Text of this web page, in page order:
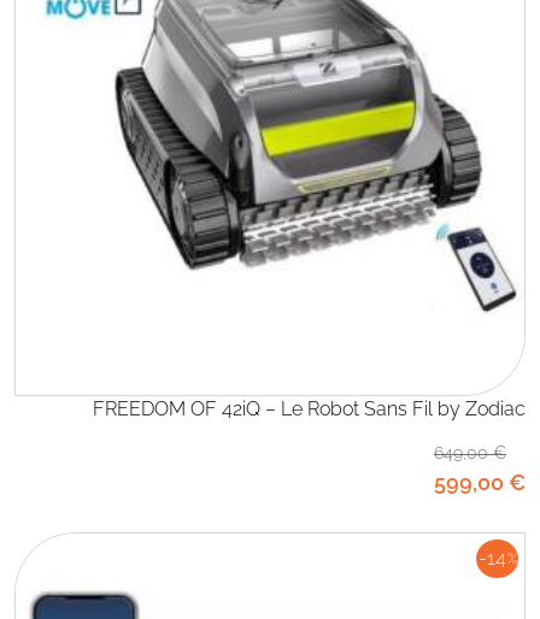
FREEDOM OF 42iQ – Le Robot Sans Fil by Zodiac
649,00€
599,00 €
-14%